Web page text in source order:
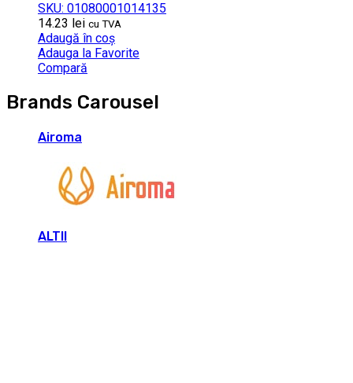
SKU: 01080001014135
14.23 lei cu TVA
Adaugă în coș
Adauga la Favorite
Compară
Brands Carousel
Airoma
ALTII